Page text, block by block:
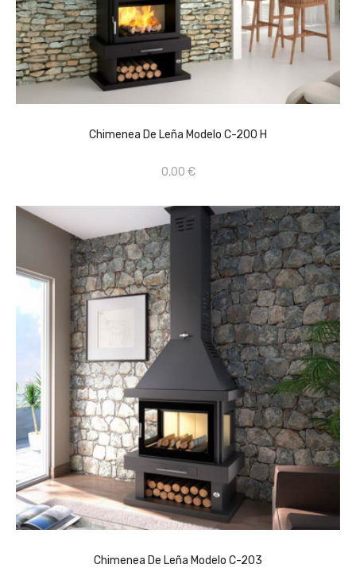
Chimenea De Leña Modelo C-200 H
0,00 €
CONSULTAR PRECIO EN TIENDA FÍSICA 659670368
AÑADIR AL CARRITO
Chimenea De Leña Modelo C-203
CONSULTAR PRECIO EN TIENDA FÍSICA 659670368
AÑADIR AL CARRITO